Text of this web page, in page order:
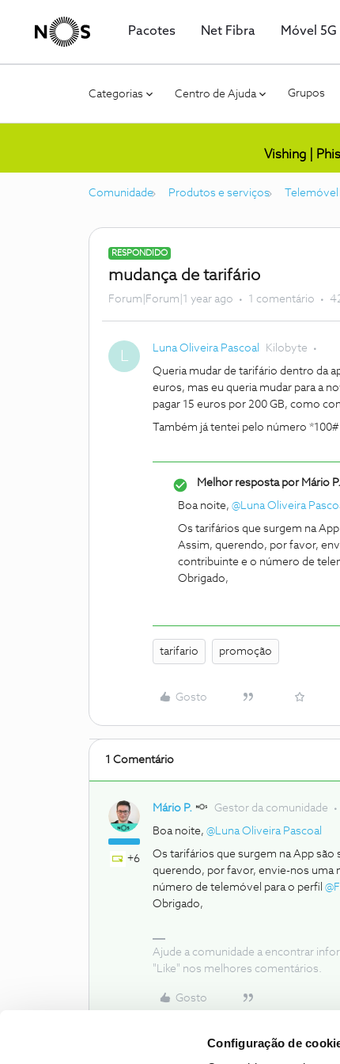
Configuração de
Pacotes Net Fibra Móvel 5G
Categorias Centro de Ajuda Grupos
Vishing |
Comunidade Produtos e serviços
RESPONDIDO
mudança de tarifário
Forum|Forum|1 year ago 1 comentário
L Luna Oliveira Pascoal Kilobyte
Queria mudar de tarifário dentro da
euros, mas eu queria mudar para a
pagar 15 euros por 200 GB, como
Também já tentei pelo número
Melhor resposta porMário P.
Boa noite, ​ @Luna Oliveira
Os tarifários que surgem na
Assim, querendo, por favor,
contribuinte e o número de
Obrigado,
tarifario promoção
Gosto
1 Comentário
+6
Mário P. Gestor da comunidade
Boa noite, ​ @Luna Oliveira Pascoal
Os tarifários que surgem na App
querendo, por favor, envie-nos uma
número de telemóvel para o perfil ​
Obrigado,
Ajude a comunidade a encontrar
"Like" nos melhores comentários.
Gosto